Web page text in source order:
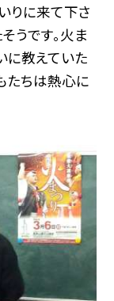
りに来て下さ
うです。火ま
に教えていた
たちは熱心に